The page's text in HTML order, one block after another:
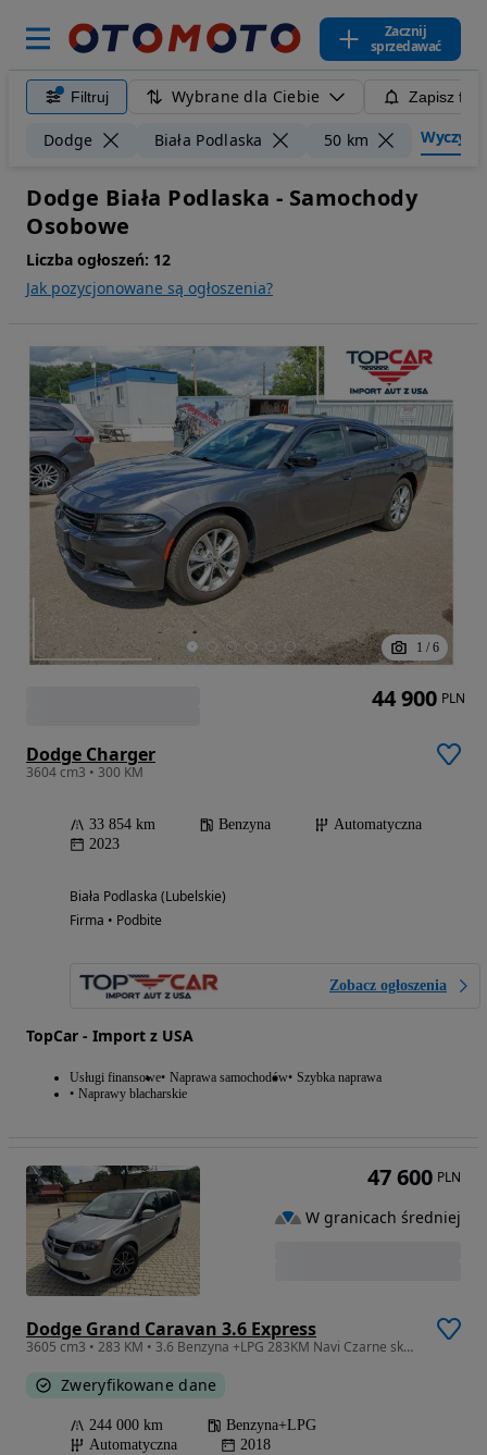
Zacznij
sprzedawać
Filtruj Wybrane dla Ciebie Zapisz
Dodge Biała Podlaska 50 km
Dodge Biała Podlaska - Samochody
Osobowe
Liczba ogłoszeń: 12
Jak pozycjonowane są ogłoszenia?
1 / 6
Dodge Charger
3604 cm3 • 300 KM
33 854 km Benzyna
Automatyczna
2023
Biała Podlaska (Lubelskie)
Firma • Podbite
Zobacz ogłoszenia
TopCar - Import z USA
Usługi finansowe Naprawa samochodów Szybka naprawa
Naprawy blacharskie
44 900 PLN
Dodge Grand Caravan 3.6 Express
3605 cm3 • 283 KM • 3.6 Benzyna +LPG 283KM Navi Czarne skory Kamera Zadbany!!!
Zweryfikowane dane
244 000 km
Benzyna+LPG
Automatyczna
2018
47 600 PLN
W granicach średniej